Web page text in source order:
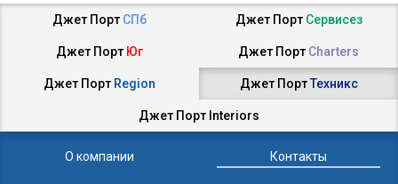
Джет Порт СПб Джет Порт Сервисез
Джет Порт Юг Джет Порт Charters
Джет Порт Region Джет ПортТехникс
Джет Порт Interiors
О компании Контакты